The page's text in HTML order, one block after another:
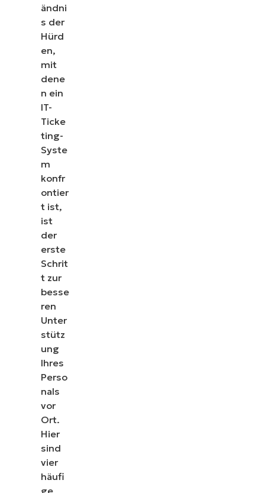
ändni
s der
Hürd
en,
mit
dene
n ein
IT-
Ticke
ting-
Syste
m
konfr
ontier
t ist,
ist
der
erste
Schrit
t zur
besse
ren
Unter
stütz
ung
Ihres
Perso
nals
vor
Ort.
Hier
sind
vier
häufi
ge